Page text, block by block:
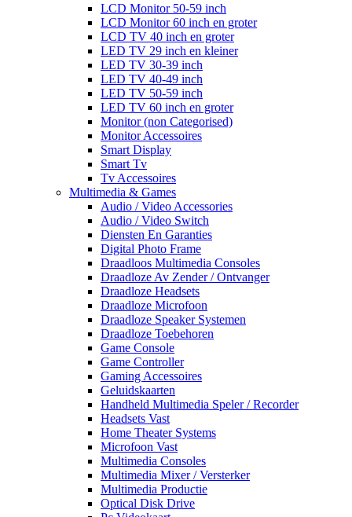
LCD Monitor 50-59 inch
LCD Monitor 60 inch en groter
LCD TV 40 inch en groter
LED TV 29 inch en kleiner
LED TV 30-39 inch
LED TV 40-49 inch
LED TV 50-59 inch
LED TV 60 inch en groter
Monitor (non Categorised)
Monitor Accessoires
Smart Display
Smart Tv
Tv Accessoires
Multimedia & Games
Audio / Video Accessories
Audio / Video Switch
Diensten En Garanties
Digital Photo Frame
Draadloos Multimedia Consoles
Draadloze Av Zender / Ontvanger
Draadloze Headsets
Draadloze Microfoon
Draadloze Speaker Systemen
Draadloze Toebehoren
Game Console
Game Controller
Gaming Accessoires
Geluidskaarten
Handheld Multimedia Speler / Recorder
Headsets Vast
Home Theater Systems
Microfoon Vast
Multimedia Consoles
Multimedia Mixer / Versterker
Multimedia Productie
Optical Disk Drive